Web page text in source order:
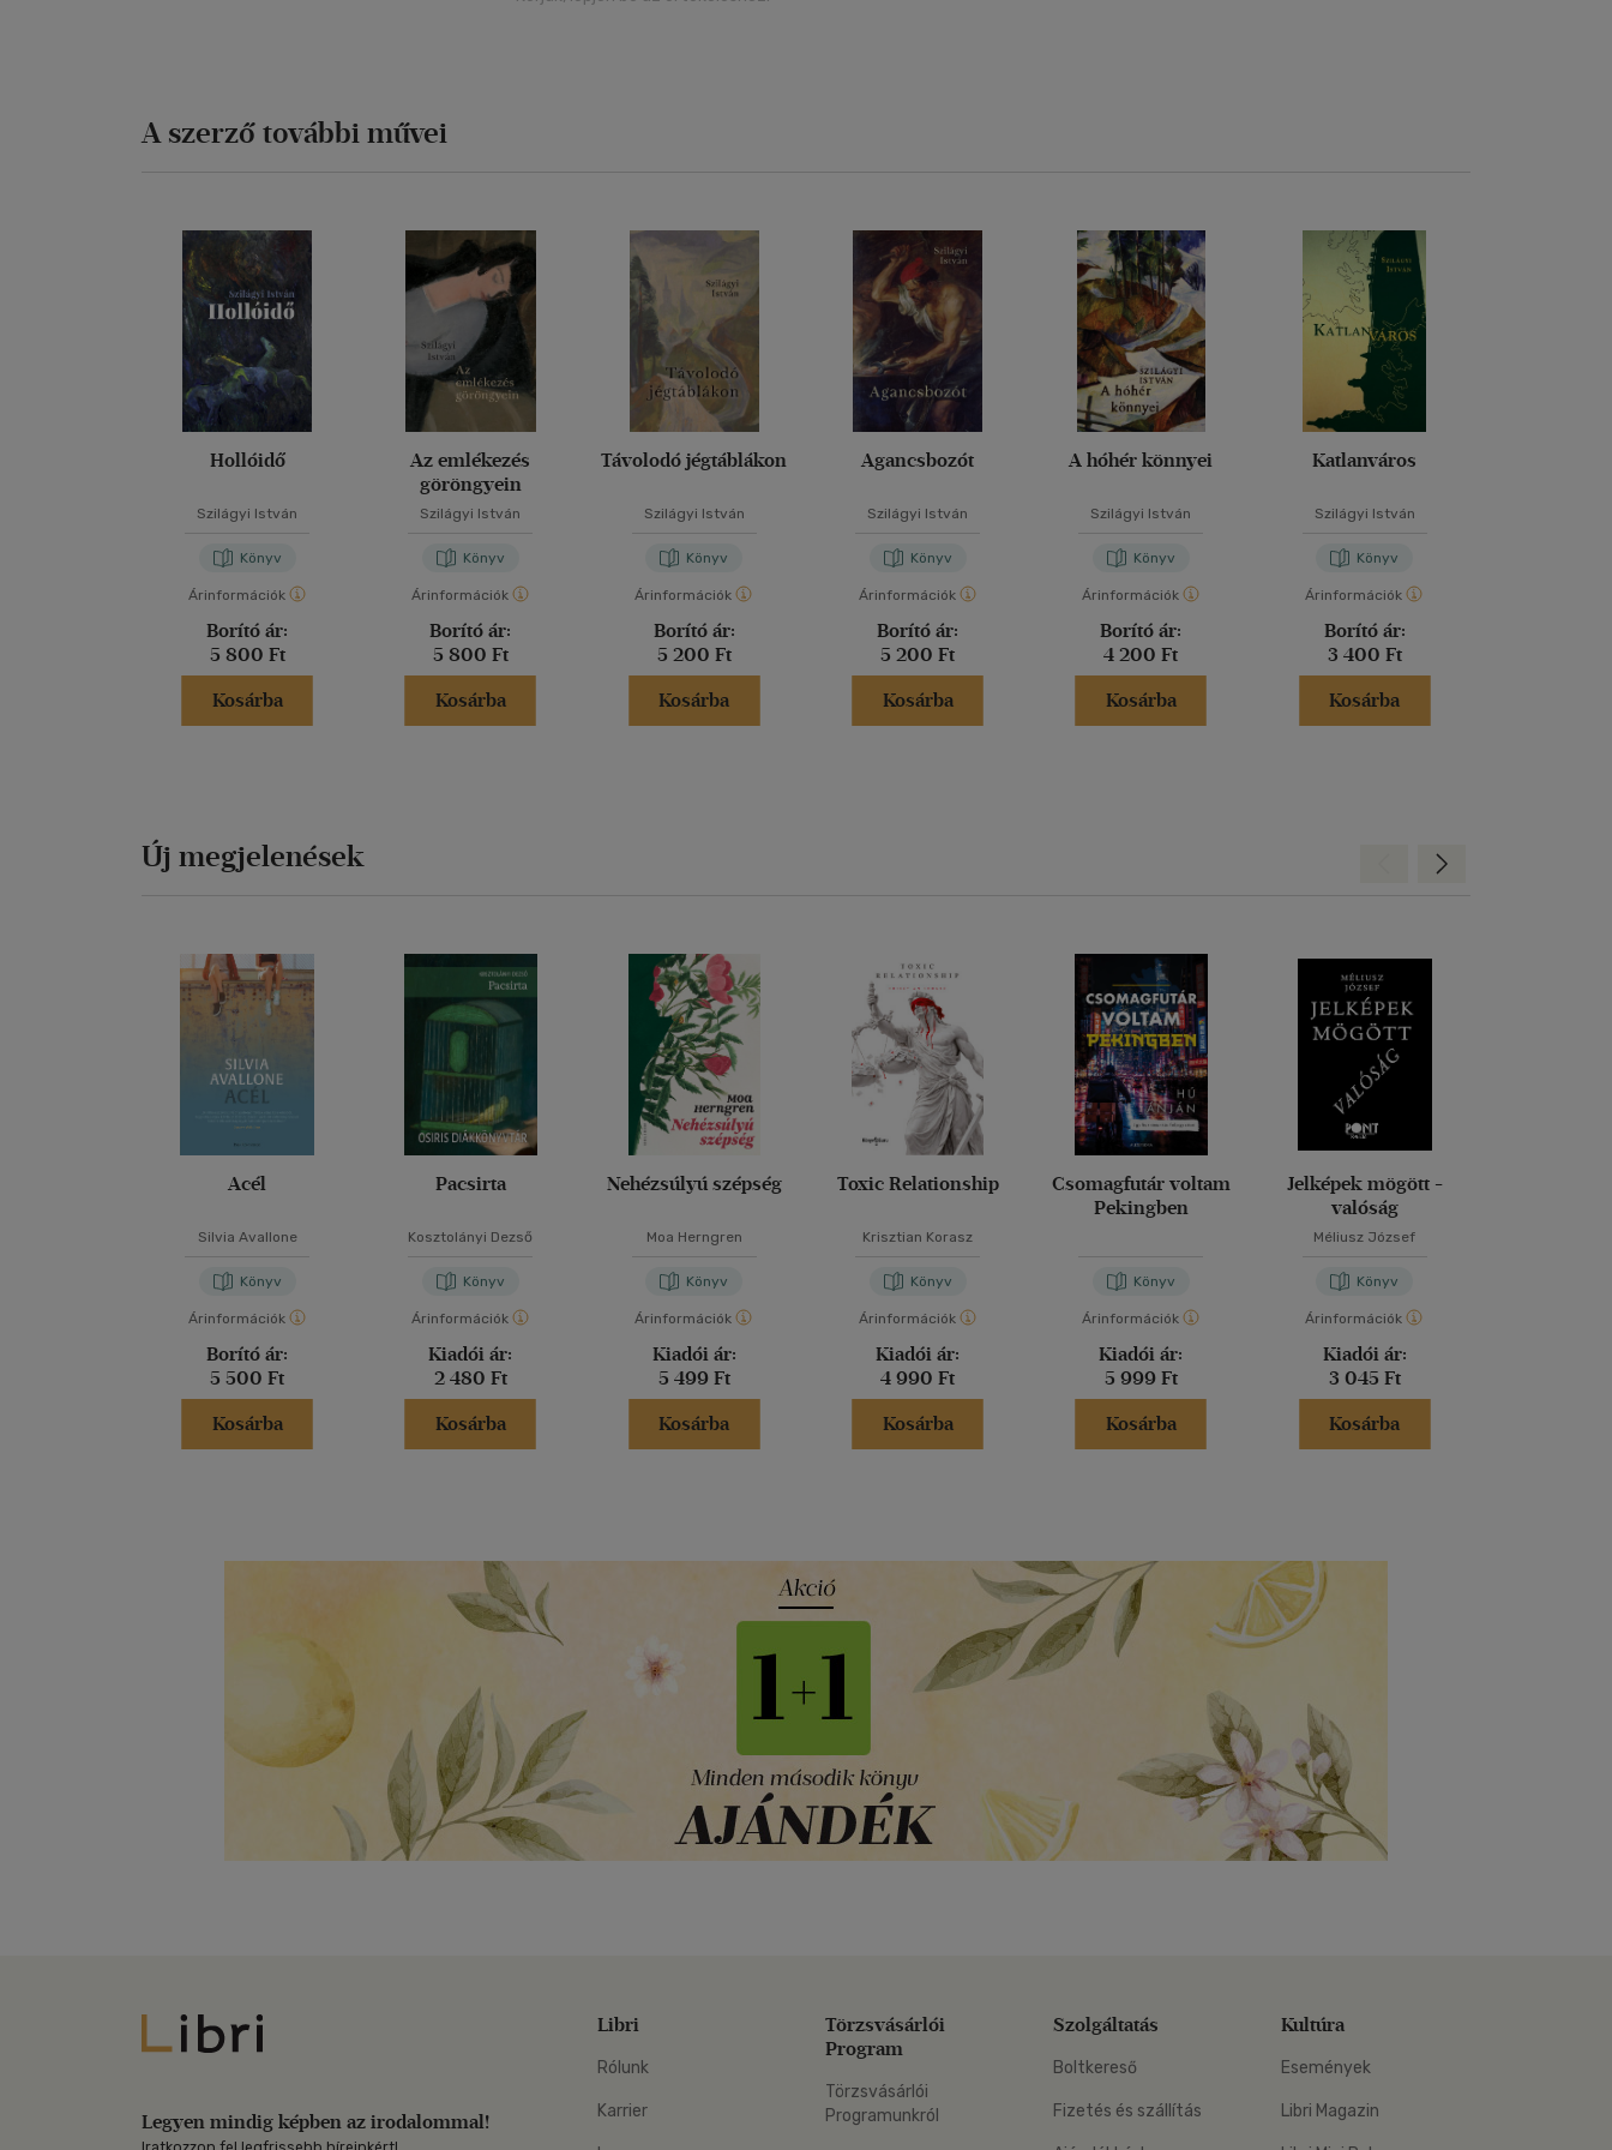
A szerző további művei
Hollóidő
Szilágyi István
Könyv
Árinformációk
Borító ár:
5 800 Ft
Kosárba
Az emlékezés
göröngyein
Szilágyi István
Könyv
Árinformációk
Borító ár:
5 800 Ft
Kosárba
Távolodó jégtáblákon
Szilágyi István
Könyv
Árinformációk
Borító ár:
5 200 Ft
Kosárba
Agancsbozót
Szilágyi István
Könyv
Árinformációk
Borító ár:
5 200 Ft
Kosárba
A hóhér könnyei
Szilágyi István
Könyv
Árinformációk
Borító ár:
4 200 Ft
Kosárba
Katlanváros
Szilágyi István
Könyv
Árinformációk
Borító ár:
3 400 Ft
Kosárba
Új megjelenések
Acél
Silvia Avallone
Könyv
Árinformációk
Borító ár:
5 500 Ft
Kosárba
Pacsirta
Kosztolányi Dezső
Könyv
Árinformációk
Kiadói ár:
2 480 Ft
Kosárba
Nehézsúlyú szépség
Moa Herngren
Könyv
Árinformációk
Kiadói ár:
5 499 Ft
Kosárba
Toxic Relationship
Krisztian Korasz
Könyv
Árinformációk
Kiadói ár:
4 990 Ft
Kosárba
Csomagfutár voltam
Pekingben
Könyv
Árinformációk
Kiadói ár:
5 999 Ft
Kosárba
Jelképek mögött -
valóság
Méliusz József
Könyv
Árinformációk
Kiadói ár:
3 045 Ft
Kosárba
Előre
Libri
Legyen mindig képben az irodalommal!
Libri
Rólunk
Karrier
Törzsvásárlói
Program
Törzsvásárlói
Programunkról
Szolgáltatás
Boltkereső
Fizetés és szállítás
Kultúra
Események
Libri Magazin